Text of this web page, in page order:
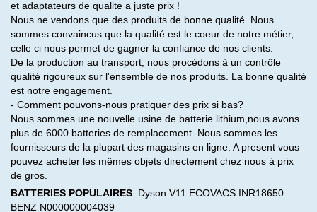
et adaptateurs de qualite a juste prix !
Nous ne vendons que des produits de bonne qualité. Nous
sommes convaincus que la qualité est le coeur de notre métier,
celle ci nous permet de gagner la confiance de nos clients.
De la production au transport, nous procédons à un contrôle
qualité rigoureux sur l'ensemble de nos produits. La bonne qualité
est notre engagement.
- Comment pouvons-nous pratiquer des prix si bas?
Nous sommes une nouvelle usine de batterie lithium,nous avons
plus de 6000 batteries de remplacement .Nous sommes les
fournisseurs de la plupart des magasins en ligne. A present vous
pouvez acheter les mêmes objets directement chez nous à prix
de gros.
BATTERIES POPULAIRES: Dyson V11 ECOVACS INR18650
BENZ N000000004039